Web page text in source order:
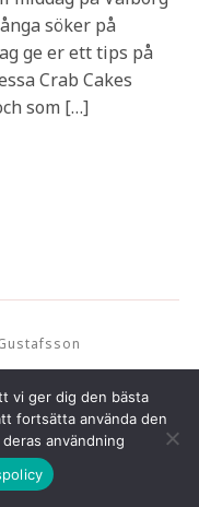
söker på
ge er ett tips på
Crab Cakes
som […]
vi ger dig den bästa
fortsätta använda den
användning